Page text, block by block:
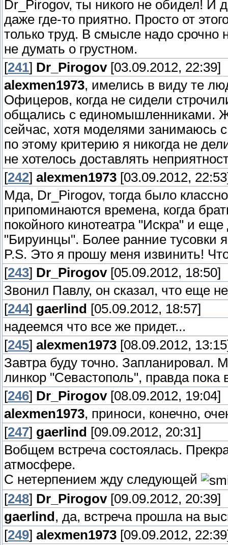
Dr_Pirogov, ты никого не обидел! И
даже где-то приятно. Просто от
только труд. В смысле надо срочно
не думать о грустном.
[241] Dr_Pirogov[03.09.2012, 22:39]
alexmen1973, имелись в виду те
Офицеров, когда не сидели
общались с единомышленниками.
сейчас, хотя моделями занимаюсь
по этому критерию я никогда не
не хотелось доставлять
[242] alexmen1973 [03.09.2012,
Мда, Dr_Pirogov, тогда было
припоминаются времена, когда
покойного кинотеатра "Искра" и
"Бируинцы". Более ранние тусовки
P.S. Это я прошу меня извинить!
[243] Dr_Pirogov[05.09.2012, 18:50]
Звонил Павлу, он сказал, что еще
[244] gaerlind [05.09.2012, 18:57]
надеемся что все же придет...
[245] alexmen1973 [08.09.2012,
Завтра буду точно. Запланировал.
линкор "Севастополь", правда пока
[246] Dr_Pirogov[08.09.2012, 19:04]
alexmen1973, приноси, конечно,
[247] gaerlind [09.09.2012, 20:31]
Вобщем встреча состоялась.
атмосфере.
С нетерпением жду следующей
[248] Dr_Pirogov[09.09.2012, 20:39]
gaerlind , да, встреча прошла на
[249] alexmen1973 [09.09.2012,